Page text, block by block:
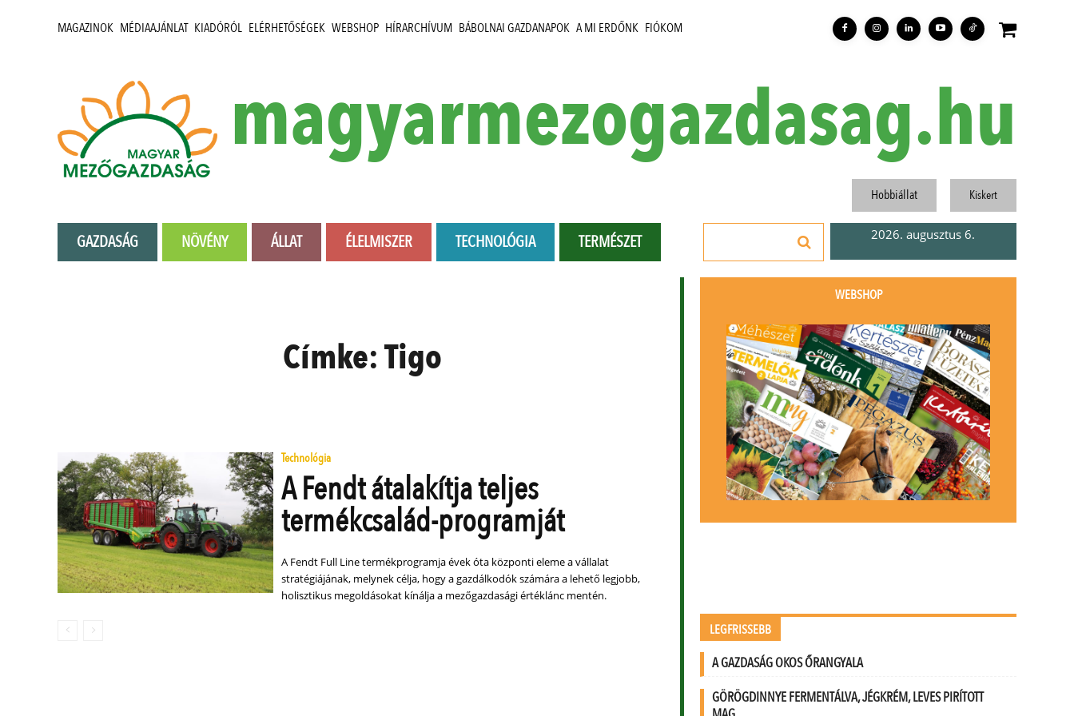
MAGAZINOK MÉDIAAJÁNLAT KIADÓRÓL ELÉRHETŐSÉGEK WEBSHOP HÍRARCHÍVUM BÁBOLNAI GAZDANAPOK A MI ERDŐNK FIÓKOM
magyarmezogazdasag.hu
GAZDASÁG NÖVÉNY ÁLLAT ÉLELMISZER TECHNOLÓGIA TERMÉSZET
Hobbiállat Kiskert
2026. augusztus 6.
Címke:Tigo
Technológia
A Fendt átalakítja teljes
termékcsalád-programját
A Fendt Full Line termékprogramja évek óta központi eleme a vállalat
stratégiájának, melynek célja, hogy a gazdálkodók számára a lehető legjobb,
holisztikus megoldásokat kínálja a mezőgazdasági értéklánc mentén.
WEBSHOP
LEGFRISSEBB
A GAZDASÁG OKOS ŐRANGYALA
GÖRÖGDINNYE FERMENTÁLVA, JÉGKRÉM, LEVES PIRÍTOTT